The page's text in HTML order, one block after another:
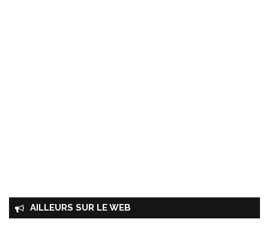
AILLEURS SUR LE WEB